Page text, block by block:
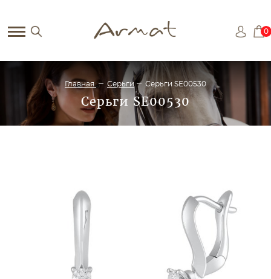
0
Главная Серьги Серьги SE00530
Серьги SE00530